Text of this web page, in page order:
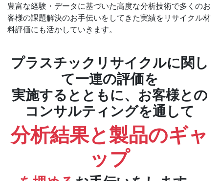
豊富な経験・データに基づいた高度な分析技術で多くのお
客様の課題解決のお手伝いをしてきた実績をリサイクル材
料評価にも活かしていきます。
プラスチックリサイクルに関し
て一連の評価を
実施するとともに、お客様との
コンサルティングを通して
分析結果と製品のギャ
ップ